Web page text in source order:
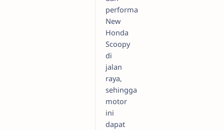
performa
New
Honda
Scoopy
di
jalan
raya,
sehingga
motor
ini
dapat